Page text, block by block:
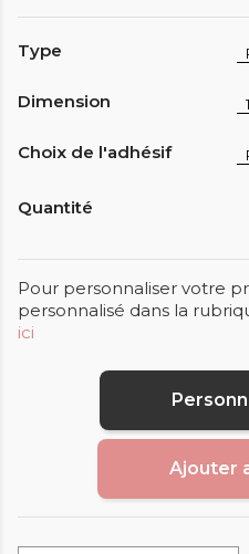
Type
Dimension
Choix de l'adhésif
Quantité
Pour personnaliser votre
personnalisé dans la
ici
Ajouter